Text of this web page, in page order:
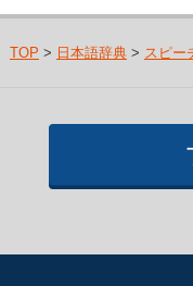
TOP > 日本語辞典> スピー